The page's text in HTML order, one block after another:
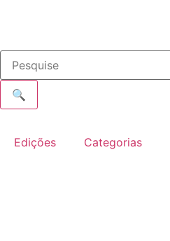
🔍
Edições Categorias